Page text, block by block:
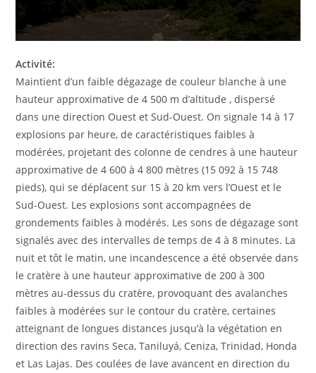
Activité:
Maintient d’un faible dégazage de couleur blanche à une
hauteur approximative de 4 500 m d’altitude , dispersé
dans une direction Ouest et Sud-Ouest. On signale 14 à 17
explosions par heure, de caractéristiques faibles à
modérées, projetant des colonne de cendres à une hauteur
approximative de 4 600 à 4 800 mètres (15 092 à 15 748
pieds), qui se déplacent sur 15 à 20 km vers l’Ouest et le
Sud-Ouest. Les explosions sont accompagnées de
grondements faibles à modérés. Les sons de dégazage sont
signalés avec des intervalles de temps de 4 à 8 minutes. La
nuit et tôt le matin, une incandescence a été observée dans
le cratère à une hauteur approximative de 200 à 300
mètres au-dessus du cratère, provoquant des avalanches
faibles à modérées sur le contour du cratère, certaines
atteignant de longues distances jusqu’à la végétation en
direction des ravins Seca, Taniluyá, Ceniza, Trinidad, Honda
et Las Lajas. Des coulées de lave avancent en direction du